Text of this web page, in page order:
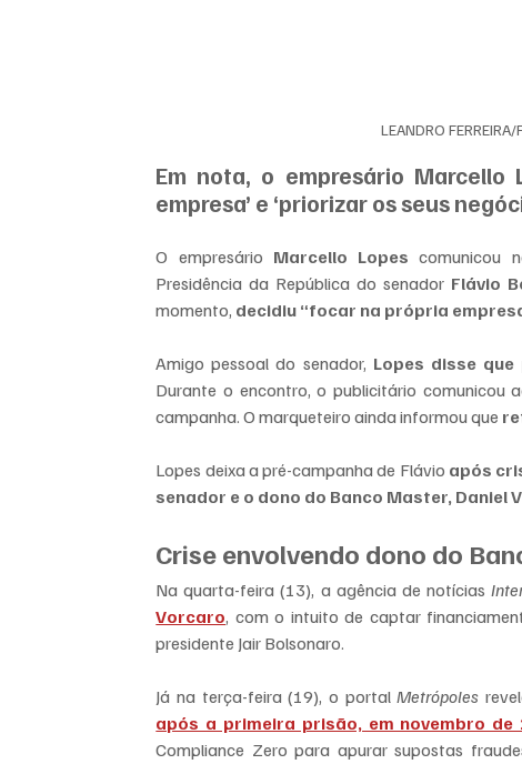
LEANDRO
Em nota, o empresário Marcello
empresa’ e ‘priorizar os seus
O empresário Marcello Lopes comunicou
Presidência da República do senador Flávio
momento, decidiu “focar na própria
Amigo pessoal do senador, Lopes disse
Durante o encontro, o publicitário comunicou
campanha. O marqueteiro ainda informou que
Lopes deixa a pré-campanha de Flávio após
senador e o dono do Banco Master, Daniel
Crise envolvendo dono do
Na quarta-feira (13), a agência de notícias
Vorcaro, com o intuito de captar
presidente Jair Bolsonaro.
Já na terça-feira (19), o portal Metrópoles
após a primeira prisão, em novembro de